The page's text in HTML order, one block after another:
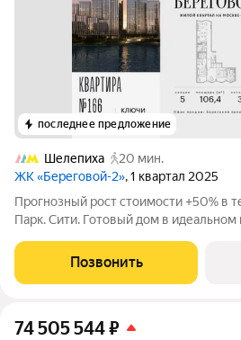
последнее предложение
Шелепиха
20 мин.
ЖК «Береговой-2», 1 квартал 2025
Прогнозный рост стоимости +50% в
Парк. Сити. Готовый дом в идеальном
и видом на Москву-реку. Береговой -
столицы. Пешеходная
Позвонить
74 505 544₽